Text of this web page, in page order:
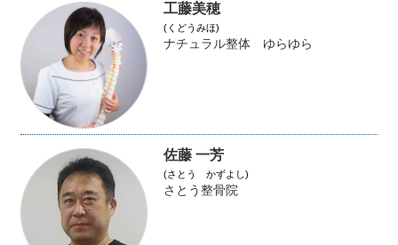
工藤美穂
(くどうみほ)
ナチュラル整体 ゆらゆら
佐藤 一芳
(さとう かずよし)
さとう整骨院